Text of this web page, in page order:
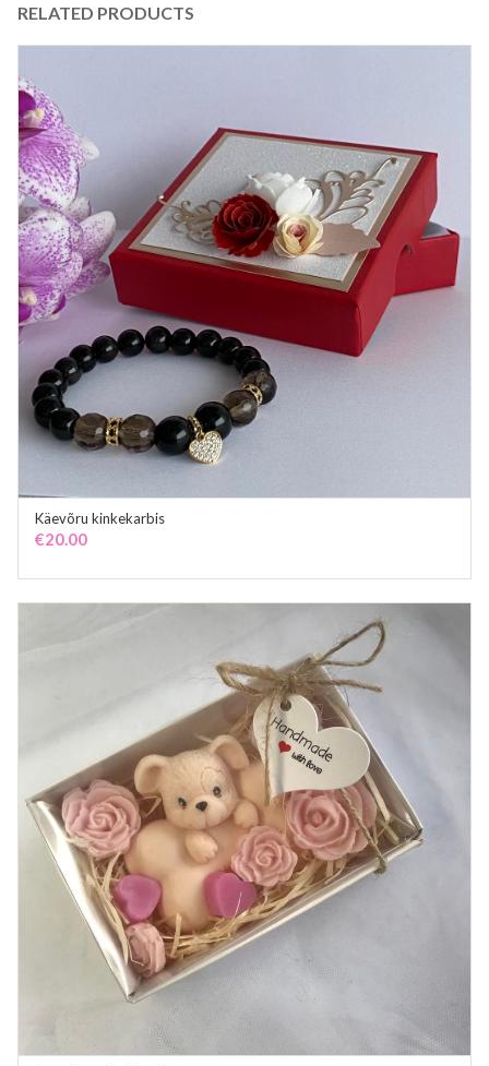
RELATED PRODUCTS
Käevõru kinkekarbis
€20.00